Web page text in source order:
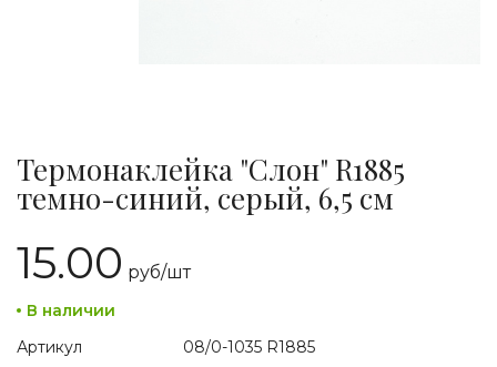
Термонаклейка "Слон" R1885
темно-синий, серый, 6,5 см
15.00 руб/шт
В наличии
Артикул
08/0-1035 R1885